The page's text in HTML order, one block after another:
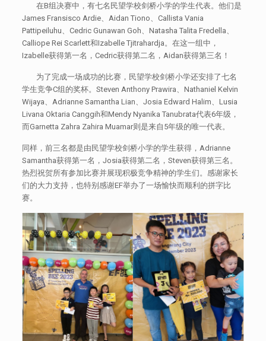
在B组决赛中，有七名民望学校剑桥小学的学生代表。他们是
James Fransisco Ardie、Aidan Tiono、Callista Vania
Pattipeiluhu、Cedric Gunawan Goh、Natasha Talita Fredella、
Calliope Rei Scarlett和Izabelle Tjitrahardja。在这一组中，
Izabelle获得第一名，Cedric获得第二名，Aidan获得第三名！
为了完成一场成功的比赛，民望学校剑桥小学还安排了七名
学生竞争C组的奖杯。Steven Anthony Prawira、Nathaniel Kelvin
Wijaya、Adrianne Samantha Lian、Josia Edward Halim、Lusia
Livana Oktaria Canggih和Mendy Nyanika Tanubrata代表6年级，
而Garnetta Zahra Zahira Muamar则是来自5年级的唯一代表。
同样，前三名都是由民望学校剑桥小学的学生获得，Adrianne
Samantha获得第一名，Josia获得第二名，Steven获得第三名。
热烈祝贺所有参加比赛并展现积极竞争精神的学生们。感谢家长
们的大力支持，也特别感谢EF举办了一场愉快而顺利的拼字比
赛。